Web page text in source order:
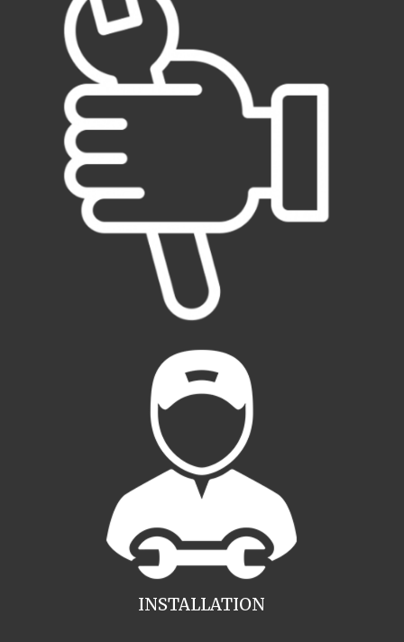
INSTALLATION